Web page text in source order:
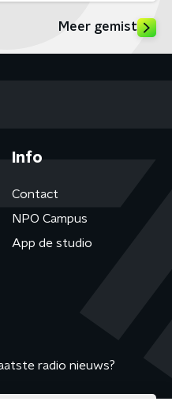
Meer gemist
Info
Contact
NPO Campus
App de studio
radio nieuws?